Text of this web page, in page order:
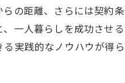
の距離、さらには契約
一人暮らしを成功させ
実践的なノウハウが得